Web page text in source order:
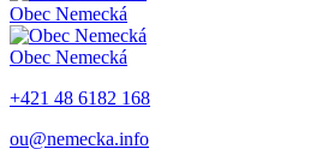
Obec Nemecká
Obec Nemecká
+421 48 6182 168
ou@nemecka.info